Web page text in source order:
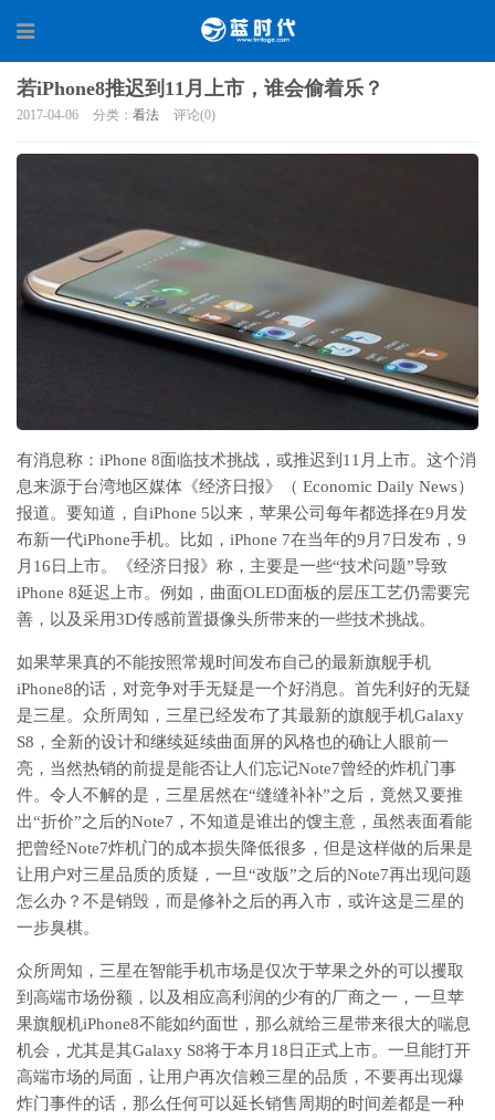
若iPhone8推迟到11月上市，谁会偷着乐？
2017-04-06 分类： 看法 评论(0)
有消息称：iPhone 8面临技术挑战，或推迟到11月上市。这个消
息来源于台湾地区媒体《经济日报》（ Economic Daily News）
报道。要知道，自iPhone 5以来，苹果公司每年都选择在9月发
布新一代iPhone手机。比如，iPhone 7在当年的9月7日发布，9
月16日上市。《经济日报》称，主要是一些“技术问题”导致
iPhone 8延迟上市。例如，曲面OLED面板的层压工艺仍需要完
善，以及采用3D传感前置摄像头所带来的一些技术挑战。
如果苹果真的不能按照常规时间发布自己的最新旗舰手机
iPhone8的话，对竞争对手无疑是一个好消息。首先利好的无疑
是三星。众所周知，三星已经发布了其最新的旗舰手机Galaxy
S8，全新的设计和继续延续曲面屏的风格也的确让人眼前一
亮，当然热销的前提是能否让人们忘记Note7曾经的炸机门事
件。令人不解的是，三星居然在“缝缝补补”之后，竟然又要推
出“折价”之后的Note7，不知道是谁出的馊主意，虽然表面看能
把曾经Note7炸机门的成本损失降低很多，但是这样做的后果是
让用户对三星品质的质疑，一旦“改版”之后的Note7再出现问题
怎么办？不是销毁，而是修补之后的再入市，或许这是三星的
一步臭棋。
众所周知，三星在智能手机市场是仅次于苹果之外的可以攫取
到高端市场份额，以及相应高利润的少有的厂商之一，一旦苹
果旗舰机iPhone8不能如约面世，那么就给三星带来很大的喘息
机会，尤其是其Galaxy S8将于本月18日正式上市。一旦能打开
高端市场的局面，让用户再次信赖三星的品质，不要再出现爆
炸门事件的话，那么任何可以延长销售周期的时间差都是一种